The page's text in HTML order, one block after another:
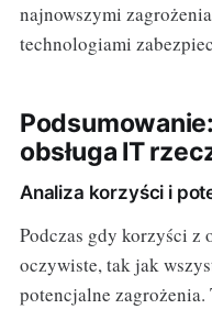
najnowszymi
technologiami
obsługa IT
Analiza korzyści i
Podczas gdy korzyści z
oczywiste, tak jak
potencjalne zagrożenia.